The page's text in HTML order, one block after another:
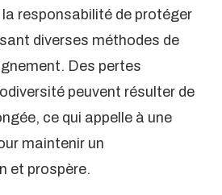
responsabilité de protéger
diverses méthodes de
Des pertes
peuvent résulter de
ce qui appelle à une
maintenir un
et prospère.